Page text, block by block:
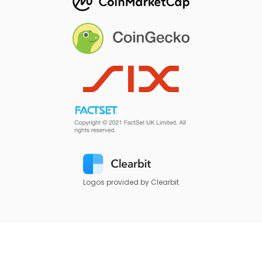
Logos provided by Clearbit